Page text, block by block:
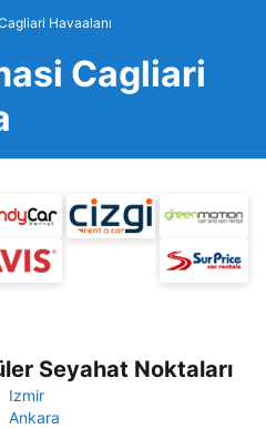
Havaalanı
Cagliari
Seyahat Noktaları
Izmir
Ankara